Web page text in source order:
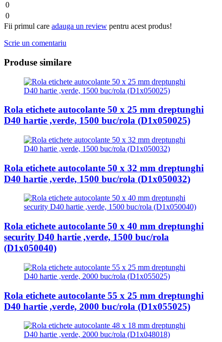
0
0
Fii primul care adauga un review pentru acest produs!
Scrie un comentariu
Produse similare
Rola etichete autocolante 50 x 25 mm dreptunghi
D40 hartie ,verde, 1500 buc/rola (D1x050025)
Rola etichete autocolante 50 x 32 mm dreptunghi
D40 hartie ,verde, 1500 buc/rola (D1x050032)
Rola etichete autocolante 50 x 40 mm dreptunghi
security D40 hartie ,verde, 1500 buc/rola
(D1x050040)
Rola etichete autocolante 55 x 25 mm dreptunghi
D40 hartie ,verde, 2000 buc/rola (D1x055025)